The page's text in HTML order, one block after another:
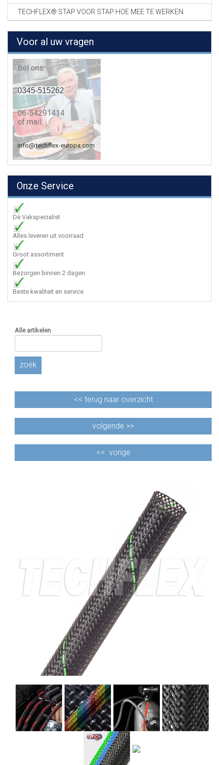
TECHFLEX® STAP VOOR STAP HOE MEE TE WERKEN
Voor al uw vragen
Bel ons:
0345-515262
06-54291414
of mail:
info@techflex-europa.com
Onze Service
Dè Vakspecialist
Alles leveren uit voorraad
Groot assortiment
Bezorgen binnen 2 dagen
Beste kwaliteit en service
Alle artikelen
zoek
<< terug naar overzicht
volgende >>
<< vorige